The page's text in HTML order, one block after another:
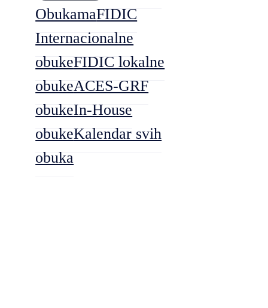
ObukamaFIDIC
Internacionalne
obukeFIDIC lokalne
obukeACES-GRF
obukeIn-House
obukeKalendar svih
obuka